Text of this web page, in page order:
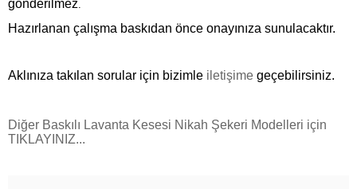
gönderilmez.
Hazırlanan çalışma baskıdan önce onayınıza sunulacaktır.
Aklınıza takılan sorular için bizimle iletişime geçebilirsiniz.
Diğer Baskılı Lavanta Kesesi Nikah Şekeri Modelleri için
TIKLAYINIZ...